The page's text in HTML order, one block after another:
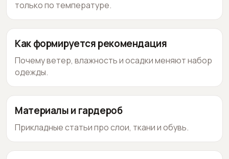
только по температуре.
Как формируется рекомендация
Почему ветер, влажность и осадки меняют набор
одежды.
Материалы и гардероб
Прикладные статьи про слои, ткани и обувь.